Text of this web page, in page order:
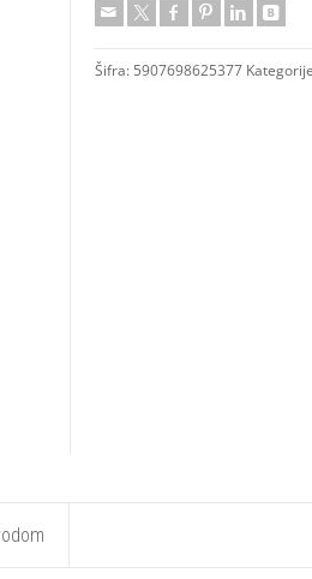
Šifra: 5907698625377